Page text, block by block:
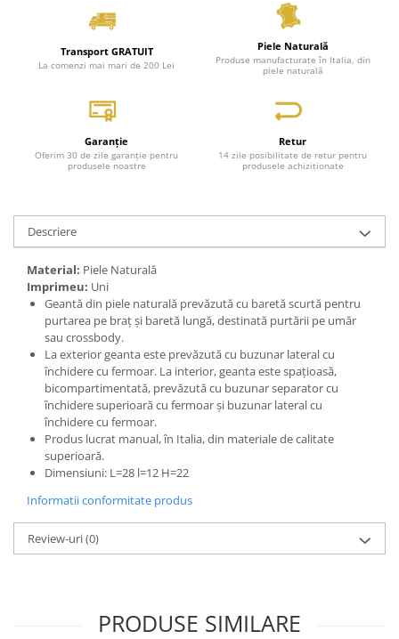
Transport GRATUIT
La comenzi mai mari de 200 Lei
Piele Naturală
Produse manufacturate în Italia, din
piele naturală
Garanție
Oferim 30 de zile garanție pentru
produsele noastre
Retur
14 zile posibilitate de retur pentru
produsele achiziționate
Descriere
Material: Piele Naturală
Imprimeu: Uni
Geantă din piele naturală prevăzută cu baretă scurtă pentru
purtarea pe braț și baretă lungă, destinată purtării pe umăr
sau crossbody.
La exterior geanta este prevăzută cu buzunar lateral cu
închidere cu fermoar. La interior, geanta este spațioasă,
bicompartimentată, prevăzută cu buzunar separator cu
închidere superioară cu fermoar și buzunar lateral cu
închidere cu fermoar.
Produs lucrat manual, în Italia, din materiale de calitate
superioară.
Dimensiuni: L=28 l=12 H=22
Informatii conformitate produs
Review-uri(0)
PRODUSE SIMILARE